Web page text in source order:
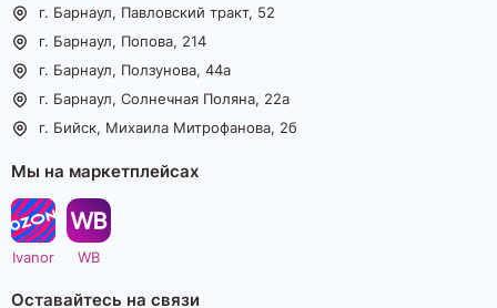
г. Барнаул, Павловский тракт, 52
г. Барнаул, Попова, 214
г. Барнаул, Ползунова, 44а
г. Барнаул, Солнечная Поляна, 22а
г. Бийск, Михаила Митрофанова, 2б
Мы на маркетплейсах
Ivanor WB
Оставайтесь на связи